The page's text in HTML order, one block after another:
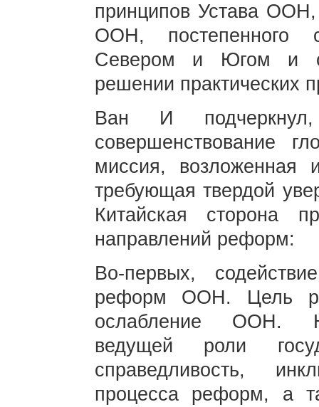
принципов Устава
ООН, постепенного
Севером и Югом и
решении практических
Ван И
совершенствование
миссия, возложенная
требующая твердой
Китайская сторона
направлений реформ:
Во-первых,
реформ ООН. Цель
ослабление ООН.
ведущей роли
справедливость,
процесса реформ, а